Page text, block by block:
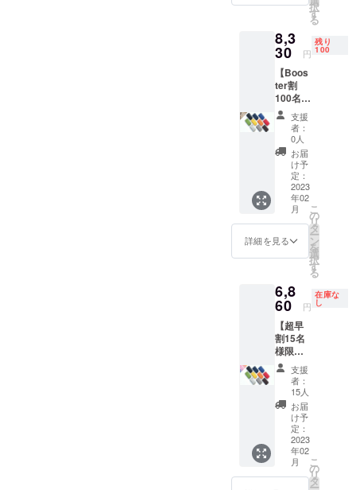
W10.8×
2.4cm
革 :ア
ドリア
(イタリ
ア産牛
革) 生
産:日本
択
す
る
8,3
30 円
残り
100
【Boos
ter割
100名様
限定】
お好き
な色の
Kururi
2.0を1
点 一般
販売予
定価格
9,800円
(送料、
消費税
込み)の
15%off
の中か
らお好
みの色
をお選
び下さ
い。 上
段左よ
りブ
ラッ
ク、ネ
ビー、
ブルー
中段左
よりラ
イトグ
支援
者：
0人
お届
け予
定：
2023
年02
月
詳細を見る
こ
の
リ
タ
ー
ン
を
選
択
す
る
6,8
60 円
在庫な
し
【超早
割15名
様限
定】お
好きな
色の
Kururi
2.0を1
点 一般
販売予
定価格
9,800円
(送料、
支援
者：
15人
お届
け予
定：
2023
年02
月
こ
の
リ
タ
ー